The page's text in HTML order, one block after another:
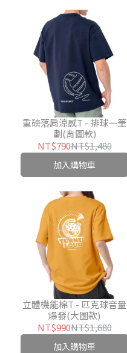
重磅落肩涼感T - 排球一筆
劃(背圖款)
NT$790NT$1,480
加入購物車
立體機能棉T - 匹克球音量
爆發(大圖款)
NT$990NT$1,680
加入購物車